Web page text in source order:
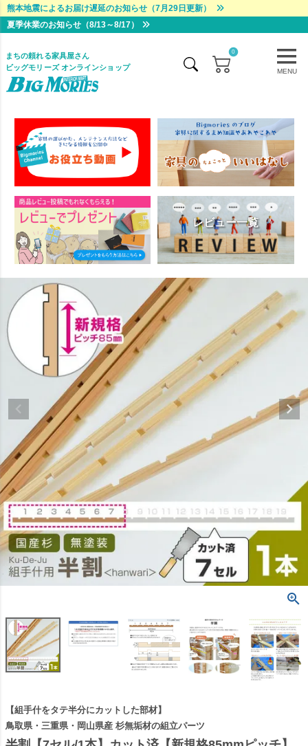
熊本地震によるお届け遅延のお知らせ（7月29日更新）
夏季休業のお知らせ（8/13～8/17）
MENU
まちの頼れる家具屋さん
ビッグモリーズ オンラインショップ
0
レビュー一覧
【組手什をタテ半分にカットした部材】
鳥取県・三重県・岡山県産 杉無垢材の組立パーツ